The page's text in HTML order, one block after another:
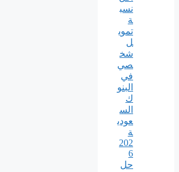
نسب
ة
تموي
ل
شخ
صي
في
البنو
ك
الس
عودي
ة
202
6
حل